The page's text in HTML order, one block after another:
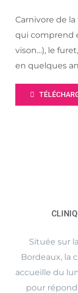
Carnivore de
qui comprend
vison…), le
en quelques
Située sur
Bordeaux, la
accueille du
pour